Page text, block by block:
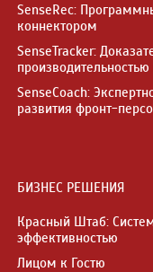
SenseRec:
коннектором
SenseTracker:
SenseCoach:
развития фронт-
БИЗНЕС РЕШЕНИЯ
Красный Штаб:
эффективностью
Лицом к Гостю